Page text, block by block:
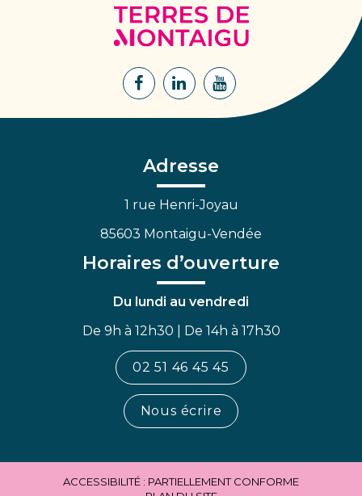
Terres
de
Montaigu
Lien
Facebook
Lien
Lien
Adresse
1 rue Henri-Joyau
85603 Montaigu-Vendée
Horaires d’ouverture
Du lundi au vendredi
De 9h à 12h30 | De 14h à 17h30
02 51 46 45 45
Nous écrire
ACCESSIBILITÉ : PARTIELLEMENT CONFORME